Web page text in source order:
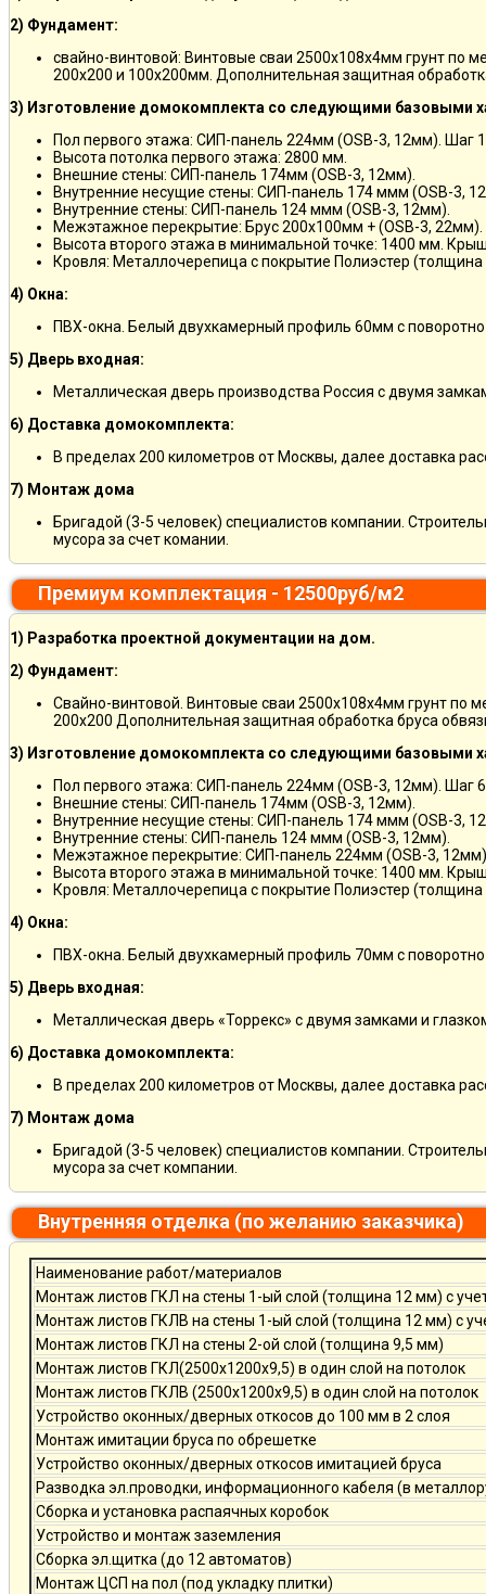
2) Фундамент:
свайно-винтовой: Винтовые сваи 2500х108х4мм грунт по
200х200 и 100х200мм. Дополнительная защитная
3) Изготовление домокомплекта со следующими базовыми
Пол первого этажа: СИП-панель 224мм (OSB-3, 12мм). Шаг
Высота потолка первого этажа: 2800 мм.
Внешние стены: СИП-панель 174мм (OSB-3, 12мм).
Внутренние несущие стены: СИП-панель 174 ммм (OSB-3,
Внутренние стены: СИП-панель 124 ммм (OSB-3, 12мм).
Межэтажное перекрытие: Брус 200х100мм + (OSB-3, 22мм).
Высота второго этажа в минимальной точке: 1400 мм.
Кровля: Металлочерепица с покрытие Полиэстер
4) Окна:
ПВХ-окна. Белый двухкамерный профиль 60мм с
5) Дверь входная:
Металлическая дверь производства Россия с двумя
6) Доставка домокомплекта:
В пределах 200 километров от Москвы, далее доставка
7) Монтаж дома
Бригадой (3-5 человек) специалистов компании.
мусора за счет комании.
Премиум комплектация - 12500руб/м2
1) Разработка проектной документации на дом.
2) Фундамент:
Свайно-винтовой. Винтовые сваи 2500х108х4мм грунт по
200х200 Дополнительная защитная обработка бруса
3) Изготовление домокомплекта со следующими базовыми
Пол первого этажа: СИП-панель 224мм (OSB-3, 12мм). Шаг
Внешние стены: СИП-панель 174мм (OSB-3, 12мм).
Внутренние несущие стены: СИП-панель 174 ммм (OSB-3,
Внутренние стены: СИП-панель 124 ммм (OSB-3, 12мм).
Межэтажное перекрытие: СИП-панель 224мм (OSB-3,
Высота второго этажа в минимальной точке: 1400 мм.
Кровля: Металлочерепица с покрытие Полиэстер
4) Окна:
ПВХ-окна. Белый двухкамерный профиль 70мм с
5) Дверь входная:
Металлическая дверь «Торрекс» с двумя замками и
6) Доставка домокомплекта:
В пределах 200 километров от Москвы, далее доставка
7) Монтаж дома
Бригадой (3-5 человек) специалистов компании.
мусора за счет компании.
Внутренняя отделка (по желанию заказчика)
Наименование работ/материалов
Монтаж листов ГКЛ на стены 1-ый слой (толщина 12 мм) с
Монтаж листов ГКЛВ на стены 1-ый слой (толщина 12 мм) с
Монтаж листов ГКЛ на стены 2-ой слой (толщина 9,5 мм)
Монтаж листов ГКЛ(2500х1200х9,5) в один слой на потолок
Монтаж листов ГКЛВ (2500х1200х9,5) в один слой на потолок
Устройство оконных/дверных откосов до 100 мм в 2 слоя
Монтаж имитации бруса по обрешетке
Устройство оконных/дверных откосов имитацией бруса
Разводка эл.проводки, информационного кабеля (в
Сборка и установка распаячных коробок
Устройство и монтаж заземления
Сборка эл.щитка (до 12 автоматов)
Монтаж ЦСП на пол (под укладку плитки)